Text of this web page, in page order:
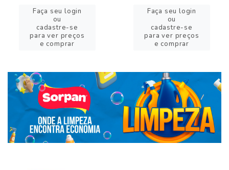
Faça seu login
ou
cadastre-se
para ver preços
e comprar
Faça seu login
ou
cadastre-se
para ver preços
e comprar